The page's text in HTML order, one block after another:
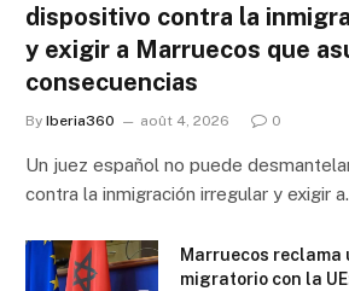
dispositivo contra la
y exigir a Marruecos que
consecuencias
By Iberia360 août 4, 2026 0
Un juez español no puede
contra la inmigración irregular y exigir
Marruecos reclama
migratorio con la